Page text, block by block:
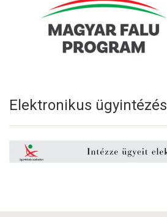
Elektronikus ügyintézés